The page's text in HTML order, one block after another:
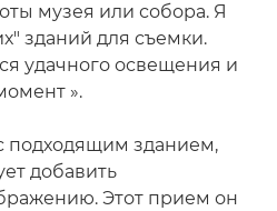
музея или собора. Я
зданий для съемки.
удачного освещения и
».
подходящим зданием,
добавить
Этот прием он